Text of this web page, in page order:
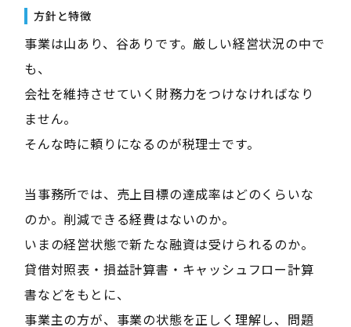
方針と特徴
事業は山あり、谷ありです。厳しい経営状況の中で
も、
会社を維持させていく財務力をつけなければなり
ません。
そんな時に頼りになるのが税理士です。
当事務所では、売上目標の達成率はどのくらいな
のか。削減できる経費はないのか。
いまの経営状態で新たな融資は受けられるのか。
貸借対照表・損益計算書・キャッシュフロー計算
書などをもとに、
事業主の方が、事業の状態を正しく理解し、問題